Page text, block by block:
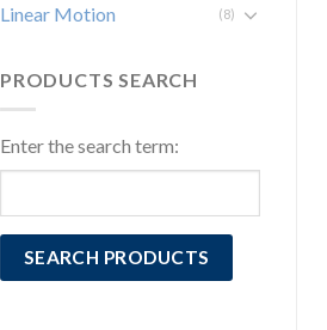
Linear Motion (8)
PRODUCTS SEARCH
Enter the search term: